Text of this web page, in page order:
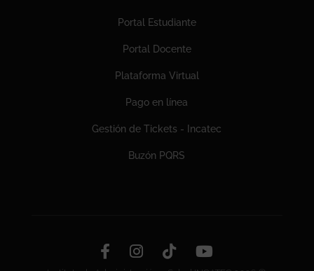
Portal Estudiante
Portal Docente
Plataforma Virtual
Pago en línea
Gestión de Tickets - Incatec
Buzón PQRS